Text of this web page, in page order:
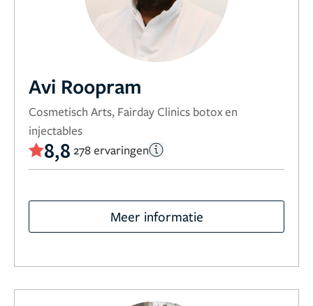
Avi Roopram
Cosmetisch Arts, Fairday Clinics botox en
injectables
8,8 278 ervaringen
Meer informatie